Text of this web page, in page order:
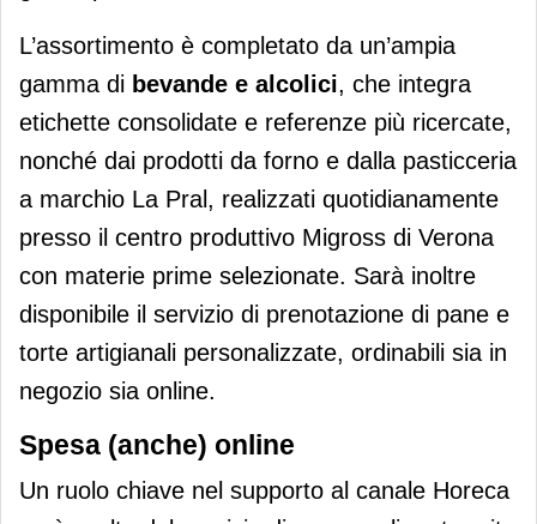
L’assortimento è completato da un’ampia
gamma di bevande e alcolici, che integra
etichette consolidate e referenze più ricercate,
nonché dai prodotti da forno e dalla pasticceria
a marchio La Pral, realizzati quotidianamente
presso il centro produttivo Migross di Verona
con materie prime selezionate. Sarà inoltre
disponibile il servizio di prenotazione di pane e
torte artigianali personalizzate, ordinabili sia in
negozio sia online.
Spesa (anche) online
Un ruolo chiave nel supporto al canale Horeca